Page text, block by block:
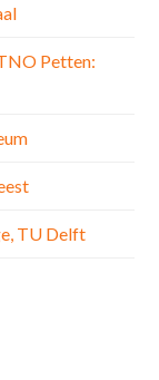
Petten:
TU Delft